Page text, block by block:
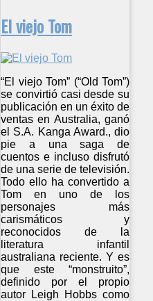
El viejo Tom
“El viejo Tom” (“Old Tom”)
se convirtió casi desde su
publicación en un éxito de
ventas en Australia, ganó
el S.A. Kanga Award., dio
pie a una saga de
cuentos e incluso disfrutó
de una serie de televisión.
Todo ello ha convertido a
Tom en uno de los
personajes más
carismáticos y
reconocidos de la
literatura infantil
australiana reciente. Y es
que este “monstruito”,
definido por el propio
autor Leigh Hobbs como